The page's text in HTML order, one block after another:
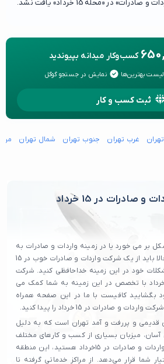
در «محله 15 خرداد» یافت نشد.
کسب‌وکار میدانه بپیوندید
لیست بهترین‌ها نمایش در جستجو گوگل
ثبت کسب و کار
غرب تهران جنوب تهران شمال تهران
صادرات در 15 خرداد
بر می خورد یا در زمینه واردات و صادرات به
مشکل می خورید شاید از حالا باید از یک شرکت واردات و صادرات خوب در 15
خود در این زمینه خداحافظی کنید. شرکت
واردات و صادرات 15 خرداد با تخصص در این زمینه به شما کمک می
بگشایید کافیست با ما در این صفحه همراه
صادرات در 15 خرداد را پیدا کنید.
مناطق قدیمی و پررفت و آمد تهران است که به دلیل
میزبان بسیاری از کسب و کارهای مختلف
است. اگر به دنبال شرکت واردات و صادرات در ۱۵خرداد هستید، این منطقه
شما قرار می‌دهد. از مراکز خدماتی گرفته تا